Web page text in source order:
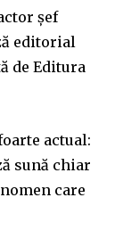
șef
editorial
de Editura
actual:
sună chiar
care